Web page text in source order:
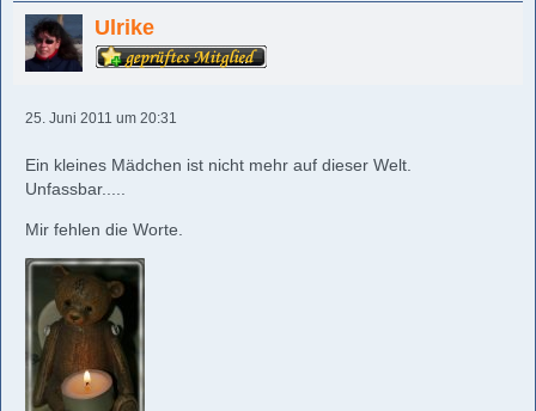
Ulrike
25. Juni 2011 um 20:31
Ein kleines Mädchen ist nicht mehr auf dieser Welt.
Unfassbar.....
Mir fehlen die Worte.